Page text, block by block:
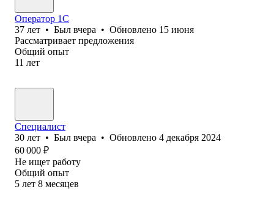
Оператор 1С
37 лет • Был вчера • Обновлено 15 июня
Рассматривает предложения
Общий опыт
11 лет
Специалист
30 лет • Был вчера • Обновлено 4 декабря 2024
60 000 ₽
Не ищет работу
Общий опыт
5 лет 8 месяцев